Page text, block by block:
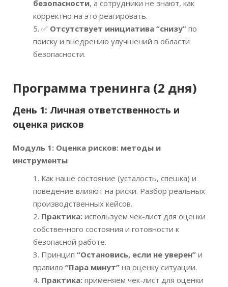
безопасности, а сотрудники не знают, как
корректно на это реагировать.
✅ Отсутствует инициатива “снизу” по
поиску и внедрению улучшений в области
безопасности.
Программа тренинга (2 дня)
День 1: Личная ответственность и
оценка рисков
Модуль 1: Оценка рисков: методы и
инструменты
Как наше состояние (усталость, спешка) и
поведение влияют на риски. Разбор реальных
производственных кейсов.
Практика: используем чек-лист для оценки
собственного состояния и готовности к
безопасной работе.
Принцип “Остановись, если не уверен” и
правило “Пара минут” на оценку ситуации.
Практика: применяем чек-лист для оценки